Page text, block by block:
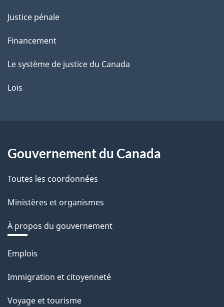
Justice pénale
Financement
Le système de justice du Canada
Lois
Gouvernement du Canada
Toutes les coordonnées
Ministères et organismes
À propos du gouvernement
Thèmes
sujets
Emplois
Immigration et citoyenneté
Voyage et tourisme